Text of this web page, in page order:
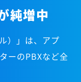
純増中
）」は、アプ
ーのPBXなど全